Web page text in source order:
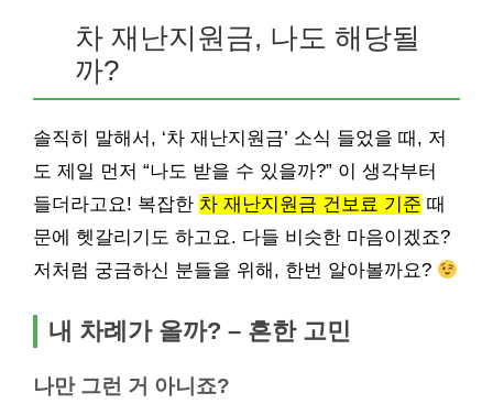
차 재난지원금, 나도 해당될
까?
솔직히 말해서, ‘차 재난지원금’ 소식 들었을 때, 저
도 제일 먼저 “나도 받을 수 있을까?” 이 생각부터
들더라고요! 복잡한 차 재난지원금 건보료 기준 때
문에 헷갈리기도 하고요. 다들 비슷한 마음이겠죠?
저처럼 궁금하신 분들을 위해, 한번 알아볼까요?
내 차례가 올까? – 흔한 고민
나만 그런 거 아니죠?